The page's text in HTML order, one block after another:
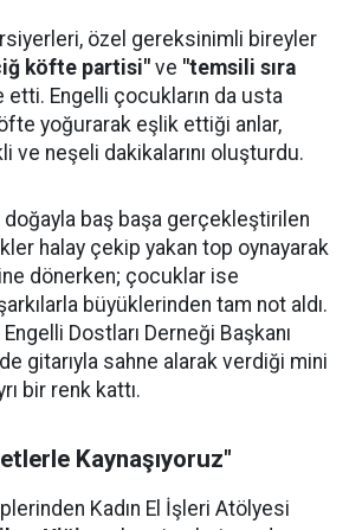
özel gereksinimli bireyler
köfte partisi" ve "temsili sıra
etti. Engelli çocukların da usta
yoğurarak eşlik ettiği anlar,
ve neşeli dakikalarını oluşturdu.
baş başa gerçekleştirilen
halay çekip yakan top oynayarak
dönerken; çocuklar ise
büyüklerinden tam not aldı.
Dostları Derneği Başkanı
gitarıyla sahne alarak verdiği mini
bir renk kattı.
Kaynaşıyoruz"
Kadın El İşleri Atölyesi